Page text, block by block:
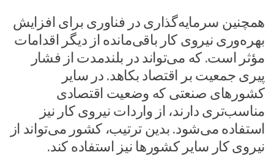
همچنین سرمایه‌گذاری در فناوری برای افزایش
بهره‌وری نیروی کار باقی‌مانده از دیگر اقدامات
مؤثر است. که می‌تواند در بلندمدت از فشار
پیری جمعیت بر اقتصاد بکاهد. در سایر
کشورهای صنعتی که وضعیت اقتصادی
مناسب‌تری دارند، از واردات نیروی کار نیز
استفاده می‌شود. بدین ترتیب، کشور می‌تواند از
نیروی کار سایر کشورها نیز استفاده کند.